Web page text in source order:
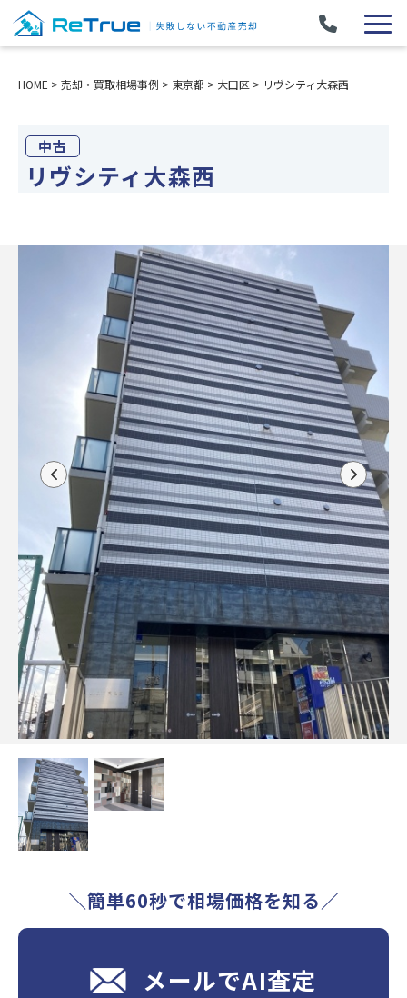
HOME > 売却・買取相場事例 > 東京都 > 大田区 > リヴシティ大森西
中古
リヴシティ大森西
＼簡単60秒で相場価格を知る／
メールでAI査定